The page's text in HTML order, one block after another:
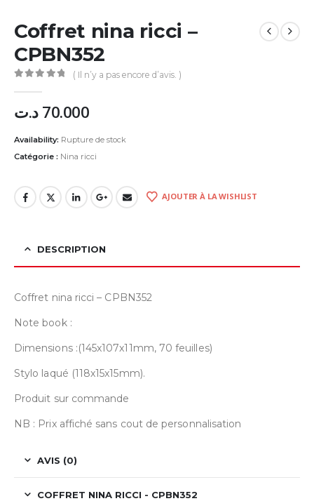
Coffret nina ricci –
CPBN352
( Il n’y a pas encore d’avis. )
70.000 د.ت
Availability: Rupture de stock
Catégorie : Nina ricci
AJOUTER À LA WISHLIST
DESCRIPTION
Coffret nina ricci – CPBN352
Note book :
Dimensions :(145x107x11mm, 70 feuilles)
Stylo laqué (118x15x15mm).
Produit sur commande
NB : Prix affiché sans cout de personnalisation
AVIS (0)
COFFRET NINA RICCI - CPBN352